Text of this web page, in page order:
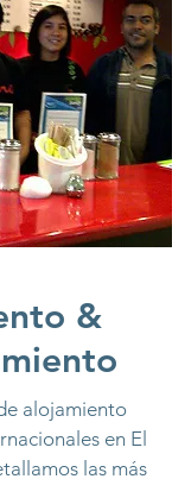
&
alojamiento
en El
las más